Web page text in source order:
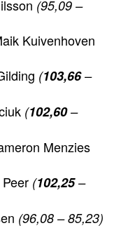
(95,09 –
Kuivenhoven
(103,66–
(102,60–
Menzies
(102,25–
(96,08 – 85,23)